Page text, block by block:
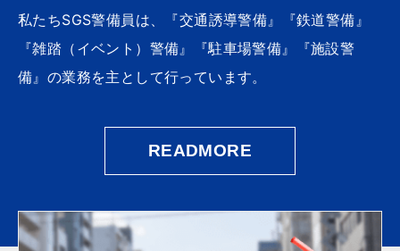
私たちSGS警備員は、『交通誘導警備』『鉄道警備』
『雑踏（イベント）警備』『駐車場警備』『施設警
備』の業務を主として行っています。
READMORE